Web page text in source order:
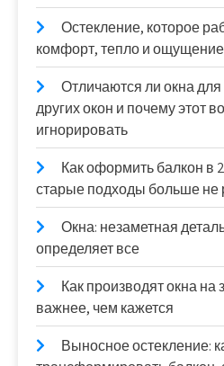
Остекление, которое
комфорт, тепло и
Отличаются ли окна
других окон и почему этот
игнорировать
Как оформить балкон в
старые подходы больше не
Окна: незаметная
определяет все
Как производят окна на
важнее, чем кажется
Выносное остекление: